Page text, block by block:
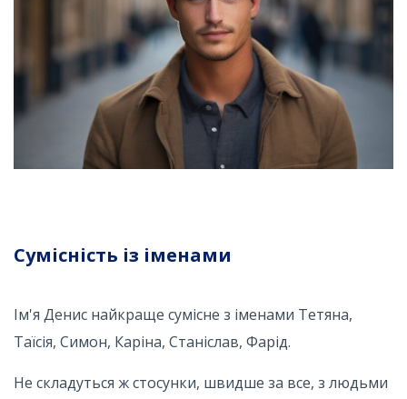
Сумісність із іменами
Ім'я Денис найкраще сумісне з іменами Тетяна,
Таїсія, Симон, Каріна, Станіслав, Фарід.
Не складуться ж стосунки, швидше за все, з людьми